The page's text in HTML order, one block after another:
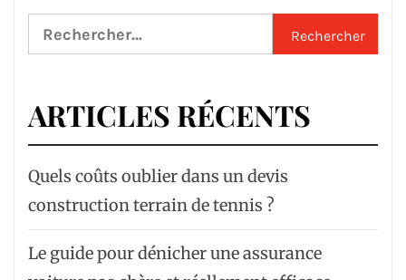
Rechercher :
ARTICLES RÉCENTS
Quels coûts oublier dans un devis
construction terrain de tennis ?
Le guide pour dénicher une assurance